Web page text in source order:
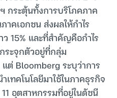
กระตุ้นทั้งการบริโภคภาค
าคเอกชน ส่งผลให้กำไร
15% และที่สำคัญคือกำไร
ระจุกตัวอยู่ที่กลุ่ม
ต่ Bloomberg ระบุว่าการ
เทคโนโลยีมาใช้ในภาคธุรกิจ
อุตสาหกรรมที่อยู่ในดัชนี